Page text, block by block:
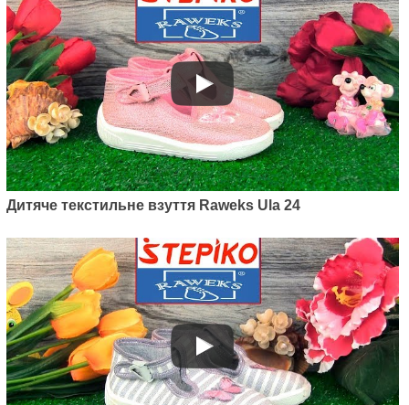
Дитяче текстильне взуття Raweks Ula 24